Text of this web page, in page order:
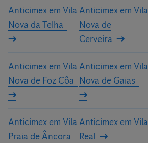
Anticimex em Vila
Nova da Telha
Anticimex em Vila
Nova de
Cerveira
Anticimex em Vila
Nova de Foz Côa
Anticimex em Vila
Nova de Gaias
Anticimex em Vila
Praia de Âncora
Anticimex em Vila
Real